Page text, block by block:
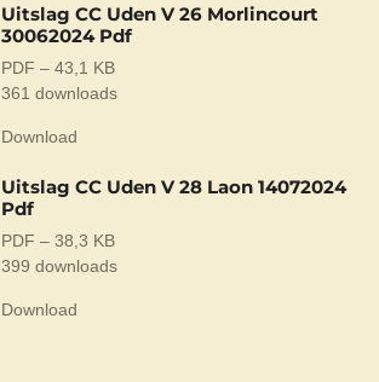
Uitslag CC Uden V 26 Morlincourt
30062024 Pdf
PDF – 43,1 KB
361 downloads
Download
Uitslag CC Uden V 28 Laon 14072024
Pdf
PDF – 38,3 KB
399 downloads
Download